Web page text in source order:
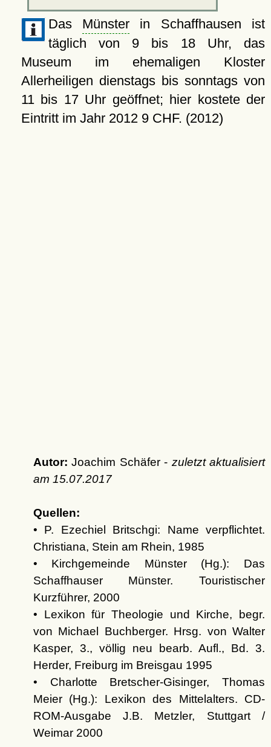
Das Münster in Schaffhausen ist
täglich von 9 bis 18 Uhr, das
Museum im ehemaligen Kloster
Allerheiligen dienstags bis sonntags von
11 bis 17 Uhr geöffnet; hier kostete der
Eintritt im Jahr 2012 9 CHF. (2012)
Autor: Joachim Schäfer - zuletzt aktualisiert
am 15.07.2017
Quellen:
• P. Ezechiel Britschgi: Name verpflichtet.
Christiana, Stein am Rhein, 1985
• Kirchgemeinde Münster (Hg.): Das
Schaffhauser Münster. Touristischer
Kurzführer, 2000
• Lexikon für Theologie und Kirche, begr.
von Michael Buchberger. Hrsg. von Walter
Kasper, 3., völlig neu bearb. Aufl., Bd. 3.
Herder, Freiburg im Breisgau 1995
• Charlotte Bretscher-Gisinger, Thomas
Meier (Hg.): Lexikon des Mittelalters. CD-
ROM-Ausgabe J.B. Metzler, Stuttgart /
Weimar 2000